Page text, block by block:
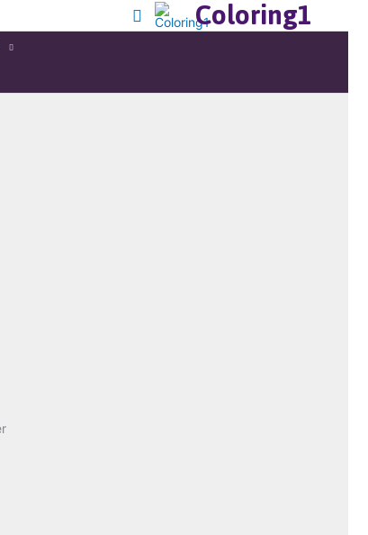
Coloring1